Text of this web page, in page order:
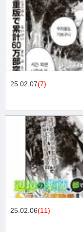
25.02.07(7)
25.02.06(11)